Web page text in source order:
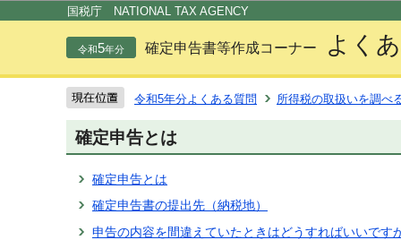
国税庁 NATIONAL TAX AGENCY
令和5年分 確定申告書等作成コーナー よく
令和5年分よくある質問 所得税の取扱いを調べ
確定申告とは
確定申告とは
確定申告書の提出先（納税地）
申告の内容を間違えていたときはどうすればいいです